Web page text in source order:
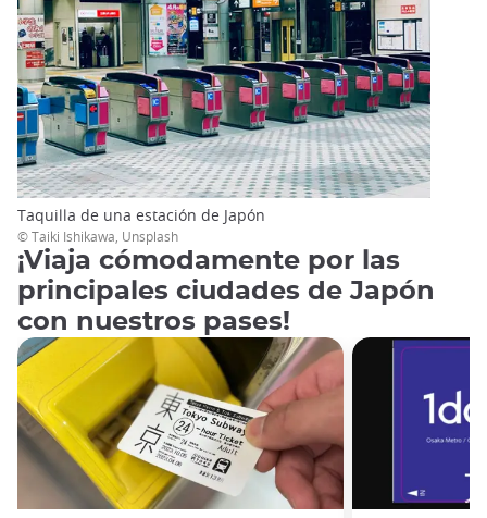
Taquilla de una estación de Japón
© Taiki Ishikawa, Unsplash
¡Viaja cómodamente por las
principales ciudades de Japón
con nuestros pases!